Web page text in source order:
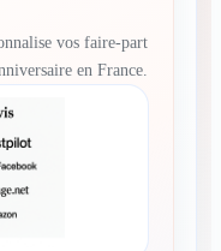
vos faire-part
en France.